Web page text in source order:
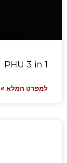
PHU 3 in 1
למפרט המלא »